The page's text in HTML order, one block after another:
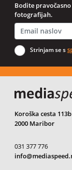
Bodite
fotografijah.
Strinjam se s
Koroška cesta 113b
2000 Maribor
031 377 776